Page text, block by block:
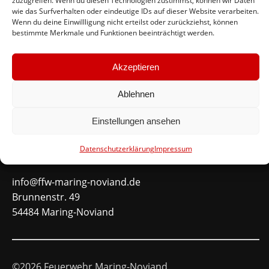
wie das Surfverhalten oder eindeutige IDs auf dieser Website verarbeiten.
Wenn du deine Einwillligung nicht erteilst oder zurückziehst, können
bestimmte Merkmale und Funktionen beeinträchtigt werden.
Akzeptieren
Ablehnen
Einstellungen ansehen
DatenschutzerklärungImpressum
#immerda
Schnellinks
info@ffw-maring-noviand.de
Brunnenstr. 49
54484 Maring-Noviand
©2026 Feuerwehr Maring-Noviand